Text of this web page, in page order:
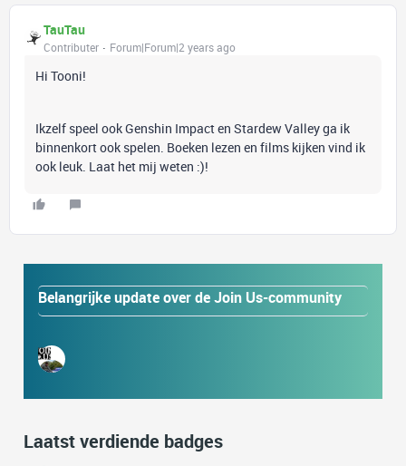
TauTau
Contributer Forum|Forum|2 years ago
Hi Tooni!
Ikzelf speel ook Genshin Impact en Stardew Valley ga ik
binnenkort ook spelen. Boeken lezen en films kijken vind ik
ook leuk. Laat het mij weten :)!
Belangrijke update over de Join Us-community
Laatst verdiende badges